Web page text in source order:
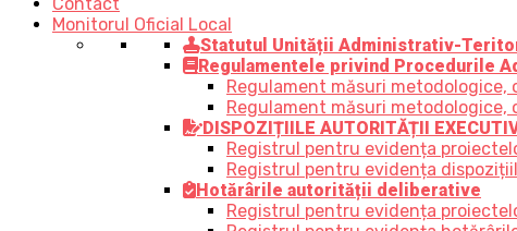
Monitorul Oficial Local
Statutul Unității Administrativ-
Regulamentele privind Procedurile
Regulament măsuri
Regulament măsuri
DISPOZIȚIILE AUTORITĂȚII
Registrul pentru evidența
Registrul pentru evidența
Hotărârile autorității deliberative
Registrul pentru evidența